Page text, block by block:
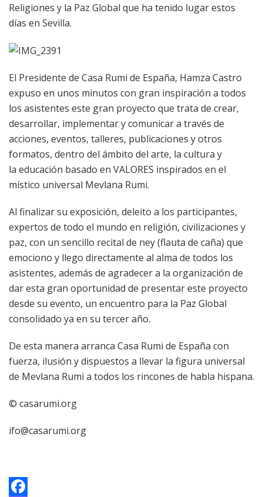
Religiones y la Paz Global que ha tenido lugar estos
días en Sevilla.
El Presidente de Casa Rumi de España, Hamza Castro
expuso en unos minutos con gran inspiración a todos
los asistentes este gran proyecto que trata de crear,
desarrollar, implementar y comunicar a través de
acciones, eventos, talleres, publicaciones y otros
formatos, dentro del ámbito del arte, la cultura y
la educación basado en VALORES inspirados en el
místico universal Mevlana Rumi.
Al finalizar su exposición, deleito a los participantes,
expertos de todo el mundo en religión, civilizaciones y
paz, con un sencillo recital de ney (flauta de caña) que
emociono y llego directamente al alma de todos los
asistentes, además de agradecer a la organización de
dar esta gran oportunidad de presentar este proyecto
desde su evento, un encuentro para la Paz Global
consolidado ya en su tercer año.
De esta manera arranca Casa Rumi de España con
fuerza, ilusión y dispuestos a llevar la figura universal
de Mevlana Rumi a todos los rincones de habla hispana.
© casarumi.org
ifo@casarumi.org